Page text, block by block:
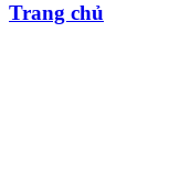
Trang chủ